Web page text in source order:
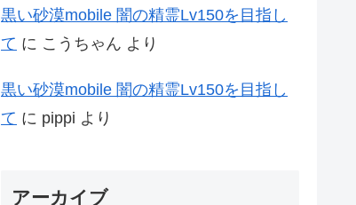
黒い砂漠mobile 闇の精霊Lv150を目指し
て に こうちゃん より
黒い砂漠mobile 闇の精霊Lv150を目指し
て に pippi より
アーカイブ